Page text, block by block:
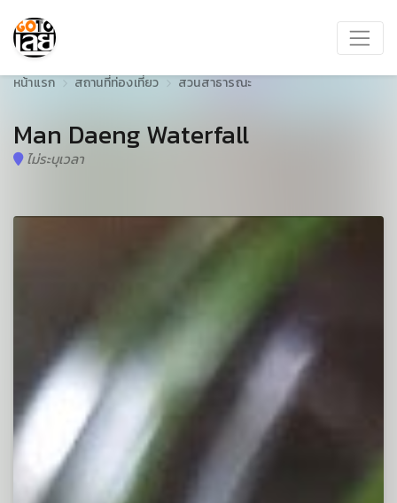
หน้าแรก สถานที่ท่องเที่ยว สวนสาธารณะ
Man Daeng Waterfall
ไม่ระบุเวลา